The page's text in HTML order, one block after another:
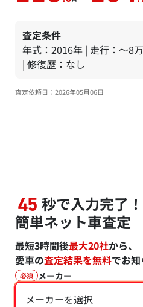
査定条件
年式：2016年 | 走行：～8
| 修復歴：なし
査定依頼日：2026年05月06日
45 秒で入力完了！
簡単ネット車査定
最短3時間後最大20社から、
愛車の査定結果を無料でお知
必須 メーカー
メーカーを選択